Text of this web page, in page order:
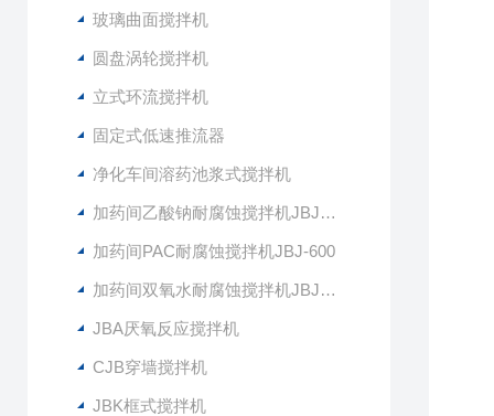
玻璃曲面搅拌机
圆盘涡轮搅拌机
立式环流搅拌机
固定式低速推流器
净化车间溶药池浆式搅拌机
加药间乙酸钠耐腐蚀搅拌机JBJ-400
加药间PAC耐腐蚀搅拌机JBJ-600
加药间双氧水耐腐蚀搅拌机JBJ-300
JBA厌氧反应搅拌机
CJB穿墙搅拌机
JBK框式搅拌机